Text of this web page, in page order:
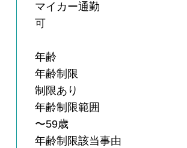
マイカー通勤
可
年齢
年齢制限
制限あり
年齢制限範囲
〜59歳
年齢制限該当事由